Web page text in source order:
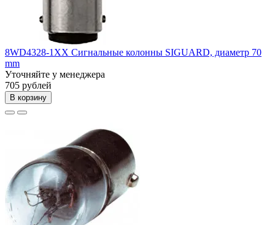
8WD4328-1XX Сигнальные колонны SIGUARD, диаметр 70
mm
Уточняйте у менеджера
705 рублей
В корзину